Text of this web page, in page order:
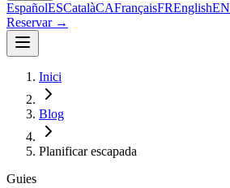
EspañolESCatalàCAFrançaisFREnglishEN
Reservar→
Inici
Blog
Planificar escapada
Guies